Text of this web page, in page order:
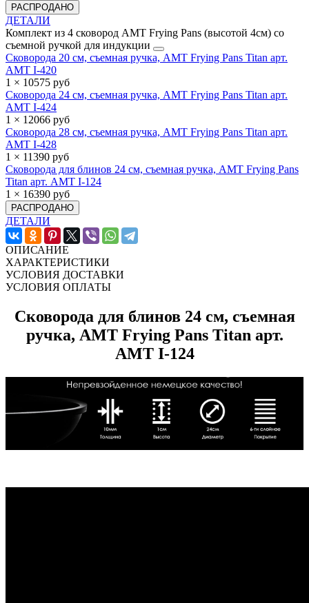
РАСПРОДАНО
ДЕТАЛИ
Комплект из 4 сковород AMT Frying Pans (высотой 4см) со
съемной ручкой для индукции
Сковорода 20 см, съемная ручка, AMT Frying Pans Titan арт.
AMT I-420
1 × 10575 руб
Сковорода 24 см, съемная ручка, AMT Frying Pans Titan арт.
AMT I-424
1 × 12066 руб
Сковорода 28 см, съемная ручка, AMT Frying Pans Titan арт.
AMT I-428
1 × 11390 руб
Сковорода для блинов 24 см, съемная ручка, AMT Frying Pans
Titan арт. AMT I-124
1 × 16390 руб
РАСПРОДАНО
ДЕТАЛИ
ОПИСАНИЕ
ХАРАКТЕРИСТИКИ
УСЛОВИЯ ДОСТАВКИ
УСЛОВИЯ ОПЛАТЫ
Сковорода для блинов 24 см, съемная
ручка, AMT Frying Pans Titan арт.
AMT I-124